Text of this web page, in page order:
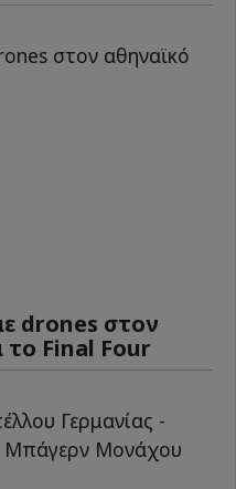
drones στον
το Final Four